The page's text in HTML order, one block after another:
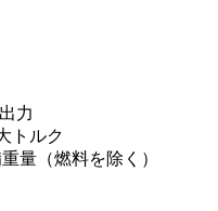
力
トルク
量（燃料を除く）